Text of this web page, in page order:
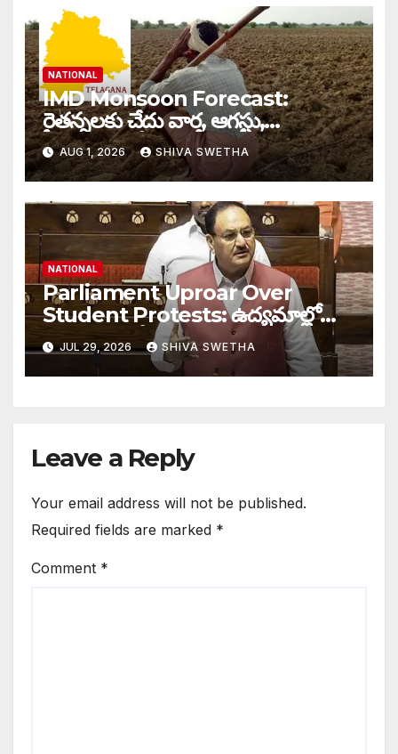
NATIONAL
IMD Monsoon Forecast:
రైతన్నలకు చేదు వార్త, ఆగస్టు,
సెప్టెంబర్‌లలో తగ్గనున్న వర్షాలు…
AUG 1, 2026 SHIVA SWETHA
NATIONAL
Parliament Uproar Over
Student Protests: ఉద్యమాల్లో
పాల్గొంటే పోలీసు దెబ్బలకు
సిద్ధపడాల్సిందే”…
JUL 29, 2026 SHIVA SWETHA
Leave a Reply
Your email address will not be published.
Required fields are marked *
Comment *